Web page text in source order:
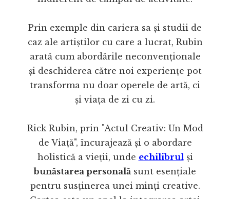
Prin exemple din cariera sa și studii de
caz ale artiștilor cu care a lucrat, Rubin
arată cum abordările neconvenționale
și deschiderea către noi experiențe pot
transforma nu doar operele de artă, ci
și viața de zi cu zi.
Rick Rubin, prin "Actul Creativ: Un Mod
de Viață", încurajează și o abordare
holistică a vieții, unde echilibrul și
bunăstarea personală sunt esențiale
pentru susținerea unei minți creative.